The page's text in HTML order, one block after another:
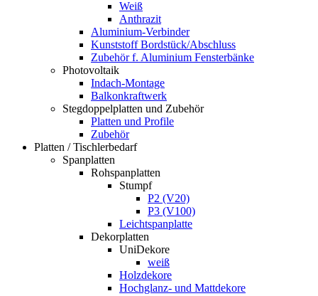
Weiß
Anthrazit
Aluminium-Verbinder
Kunststoff Bordstück/Abschluss
Zubehör f. Aluminium Fensterbänke
Photovoltaik
Indach-Montage
Balkonkraftwerk
Stegdoppelplatten und Zubehör
Platten und Profile
Zubehör
Platten / Tischlerbedarf
Spanplatten
Rohspanplatten
Stumpf
P2 (V20)
P3 (V100)
Leichtspanplatte
Dekorplatten
UniDekore
weiß
Holzdekore
Hochglanz- und Mattdekore